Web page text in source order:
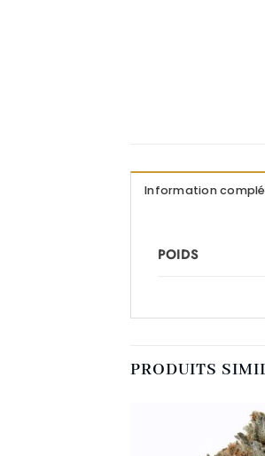
Information
POIDS
PRODUITS